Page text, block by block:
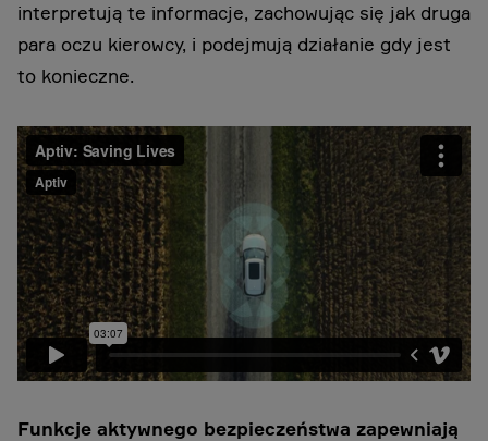
interpretują te informacje, zachowując się jak druga
para oczu kierowcy, i podejmują działanie gdy jest
to konieczne.
Funkcje aktywnego bezpieczeństwa zapewniają